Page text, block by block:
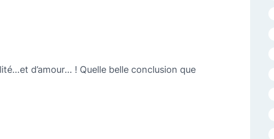
d’amour… ! Quelle belle conclusion que